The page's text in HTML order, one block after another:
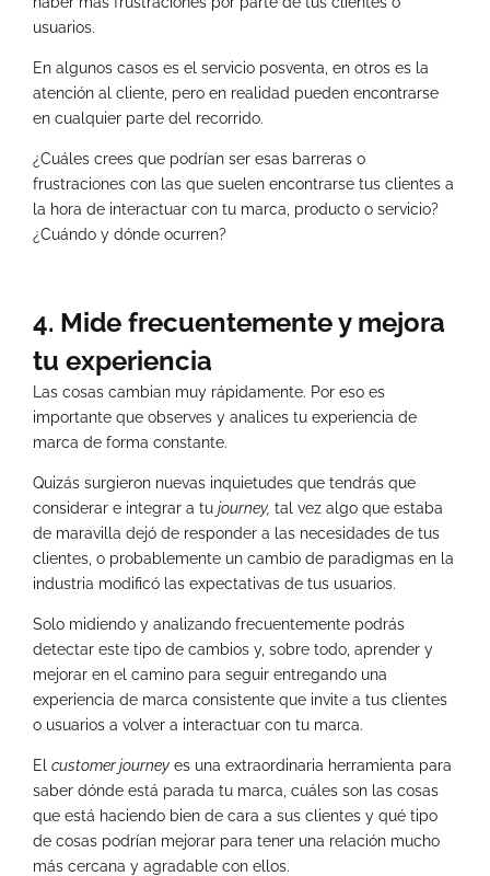
usuarios.
En algunos casos es el servicio posventa, en otros es la
atención al cliente, pero en realidad pueden encontrarse
en cualquier parte del recorrido.
¿Cuáles crees que podrían ser esas barreras o
frustraciones con las que suelen encontrarse tus clientes a
la hora de interactuar con tu marca, producto o servicio?
¿Cuándo y dónde ocurren?
4. Mide frecuentemente y mejora
tu experiencia
Las cosas cambian muy rápidamente. Por eso es
importante que observes y analices tu experiencia de
marca de forma constante.
Quizás surgieron nuevas inquietudes que tendrás que
considerar e integrar a tu journey, tal vez algo que estaba
de maravilla dejó de responder a las necesidades de tus
clientes, o probablemente un cambio de paradigmas en la
industria modificó las expectativas de tus usuarios.
Solo midiendo y analizando frecuentemente podrás
detectar este tipo de cambios y, sobre todo, aprender y
mejorar en el camino para seguir entregando una
experiencia de marca consistente que invite a tus clientes
o usuarios a volver a interactuar con tu marca.
El customer journeyes una extraordinaria herramienta para
saber dónde está parada tu marca, cuáles son las cosas
que está haciendo bien de cara a sus clientes y qué tipo
de cosas podrían mejorar para tener una relación mucho
más cercana y agradable con ellos.